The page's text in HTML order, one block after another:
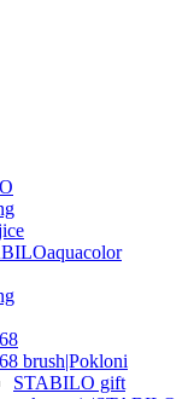
brush|Pokloni
STABILO gift